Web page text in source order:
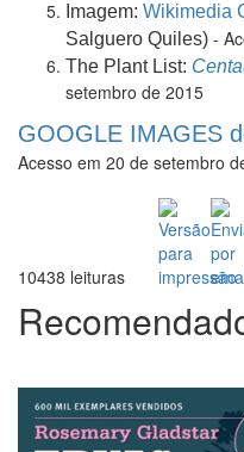
Imagem: Wikimedia
Salguero Quiles) -
The Plant List:
setembro de 2015
GOOGLE IMAGES
Acesso em 20 de setembro
10438 leituras